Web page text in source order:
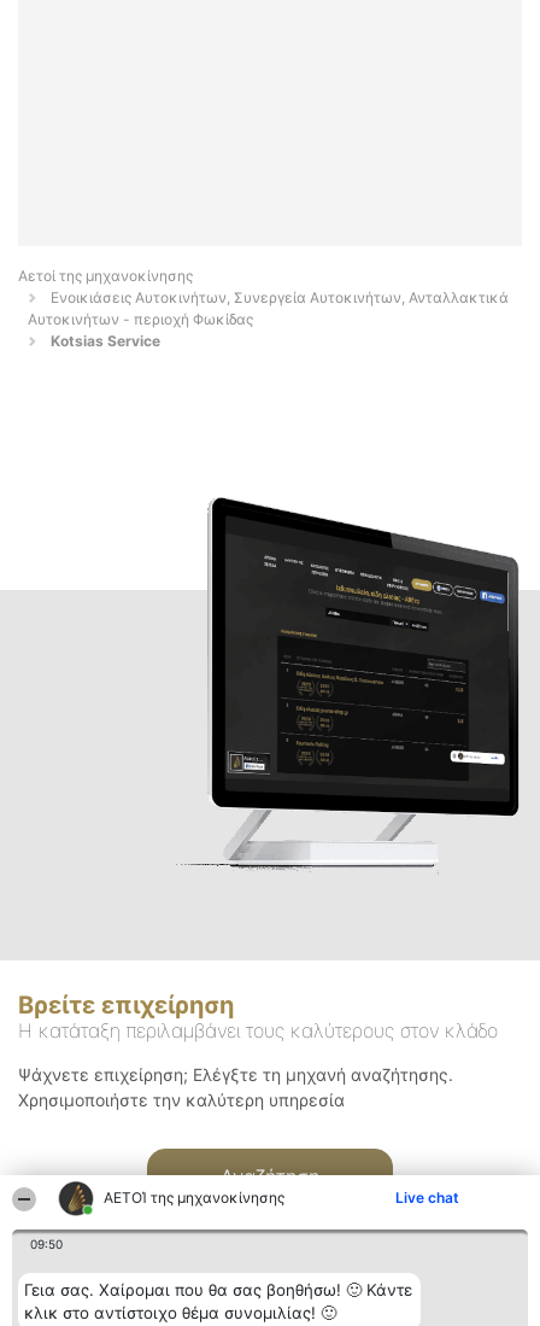
ΑΕΤΟΊ της μηχανοκίνησης Live chat
09:50
Γεια σας. Χαίρομαι που θα σας βοηθήσω! 🙂 Κάντε
κλικ στο αντίστοιχο θέμα συνομιλίας! 🙂
Αετοί της μηχανοκίνησης
Ενοικιάσεις Αυτοκινήτων, Συνεργεία Αυτοκινήτων, Ανταλλακτικά
Αυτοκινήτων - περιοχή Φωκίδας
Kotsias Service
Βρείτε επιχείρηση
Η κατάταξη περιλαμβάνει τους καλύτερους στον κλάδο
Ψάχνετε επιχείρηση; Ελέγξτε τη μηχανή αναζήτησης.
Χρησιμοποιήστε την καλύτερη υπηρεσία
Αναζήτηση